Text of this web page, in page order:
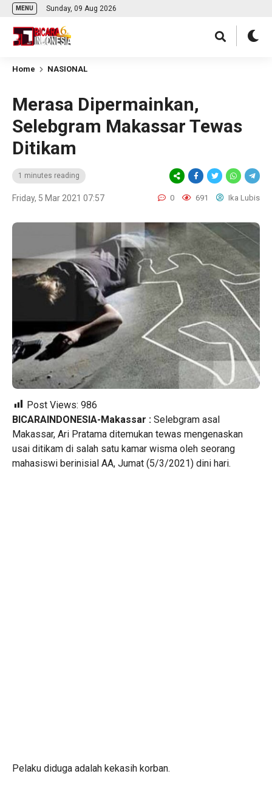
MENU Sunday, 09 Aug 2026
Home NASIONAL
Merasa Dipermainkan,
Selebgram Makassar Tewas
Ditikam
1 minutes reading
Friday, 5 Mar 2021 07:57 0 691 Ika Lubis
Post Views: 986
BICARAINDONESIA-Makassar : Selebgram asal
Makassar, Ari Pratama ditemukan tewas mengenaskan
usai ditikam di salah satu kamar wisma oleh seorang
mahasiswi berinisial AA, Jumat (5/3/2021) dini hari.
Pelaku diduga adalah kekasih korban.